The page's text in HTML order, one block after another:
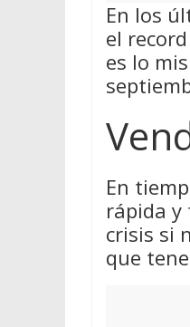
En los
el
es lo
En
rápida y
crisis si
que